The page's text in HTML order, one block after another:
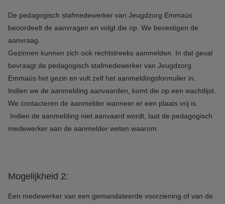
De pedagogisch stafmedewerker van Jeugdzorg Emmaüs
beoordeelt de aanvragen en volgt die op. We bevestigen de
aanvraag.
Gezinnen kunnen zich ook rechtstreeks aanmelden. In dat geval
bevraagt de pedagogisch stafmedewerker van Jeugdzorg
Emmaüs het gezin en vult zelf het aanmeldingsformulier in.
Indien we de aanmelding aanvaarden, komt die op een wachtlijst.
We contacteren de aanmelder wanneer er een plaats vrij is.
Indien de aanmelding niet aanvaard wordt, laat de pedagogisch
medewerker aan de aanmelder weten waarom.
Mogelijkheid 2:
Een medewerker van een gemandateerde voorziening of van de